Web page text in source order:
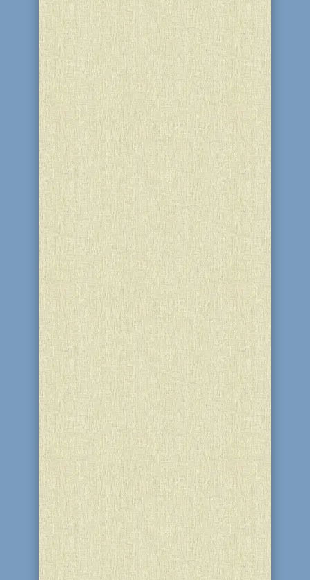
16.01.2017 г. в клубе «Золотой век»
еврейской общины Каменского
состоялся розыгрыш лотереи,
посвящённой светлому празднику
Хануки. В розыгрыше приняли участие
17 членов клуба, которые в течение
всего праздника регулярно, у себя
дома, зажигали ханукальные свечи,
каждый...
Комментарий к главе «Вайехи». В
недельной главе «Вайехи» мы узнаем,
Яаков созывает своих сыновей, что бы
поведать им «что произойдет с вами в
грядущие времена». Наши мудрецы,
комментируя этот эпизод, говорят, что
Яаков хотел рассказать сыновьям о
конце дней, но Шхина...